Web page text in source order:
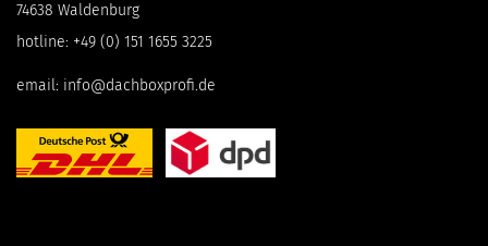
74638 Waldenburg
hotline: +49 (0) 151 1655 3225
email: info@dachboxprofi.de